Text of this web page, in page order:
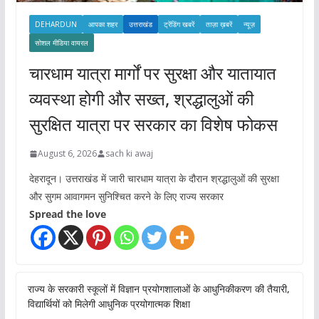
DEHARDUN आपका शहर उत्तराखंड ट्रेंडिंग खबरें ताज़ा ख़बरें
न्यूज़
सोशल मीडिया वायरल
चारधाम यात्रा मार्गों पर सुरक्षा और यातायात
व्यवस्था होगी और सख्त, श्रद्धालुओं की
सुरक्षित यात्रा पर सरकार का विशेष फोकस
August 6, 2026 sach ki awaj
देहरादून। उत्तराखंड में जारी चारधाम यात्रा के दौरान श्रद्धालुओं की सुरक्षा
और सुगम आवागमन सुनिश्चित करने के लिए राज्य सरकार
Spread the love
राज्य के सरकारी स्कूलों में विज्ञान प्रयोगशालाओं के आधुनिकीकरण की तैयारी,
विद्यार्थियों को मिलेगी आधुनिक प्रयोगात्मक शिक्षा